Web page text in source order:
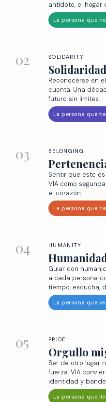
antídoto, el hogar
La persona que
02 SOLIDARITY
Solidaridad
Reconocerse en
cuenta. Una
futuro sin límites.
La persona que
03 BELONGING
Sentir que este
VIA como
el corazón.
La persona que
04 HUMANITY
Guiar con
a cada persona
tiempo, escucha,
La persona que
05 PRIDE
Orgullo
Ser de otro lugar
fuerza. VIA
identidad y
La persona que